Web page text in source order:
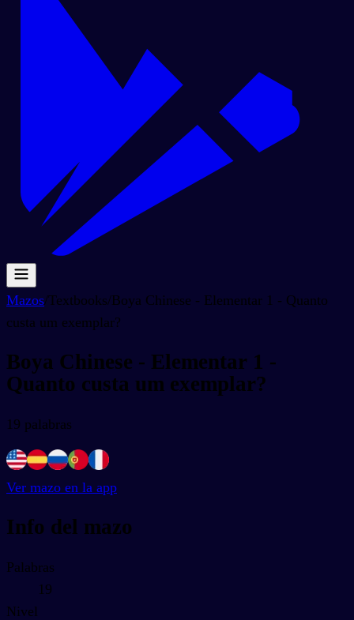
Mazos/Textbooks/Boya Chinese - Elementar 1 - Quanto
custa um exemplar?
Boya Chinese - Elementar 1 -
Quanto custa um exemplar?
19 palabras
Ver mazo en la app
Info del mazo
Palabras
19
Nivel